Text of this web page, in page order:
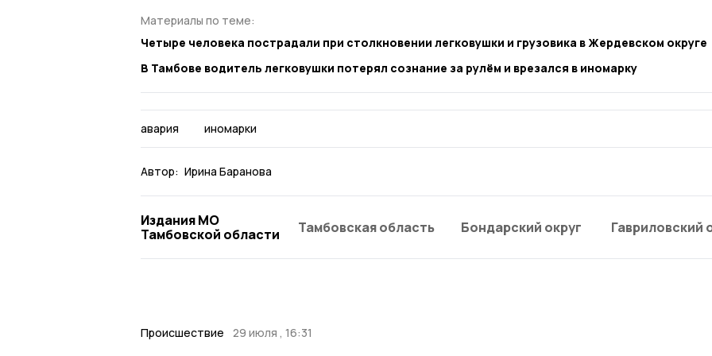
Материалы по теме:
Четыре человека пострадали при столкновении легковушки и грузовика в Жердевском округе
В Тамбове водитель легковушки потерял сознание за рулём и врезался в иномарку
авария иномарки
Автор: Ирина Баранова
Издания МО
Тамбовской области
Тамбовская область Бондарский округ Гавриловский
Происшествие 29 июля , 16:31